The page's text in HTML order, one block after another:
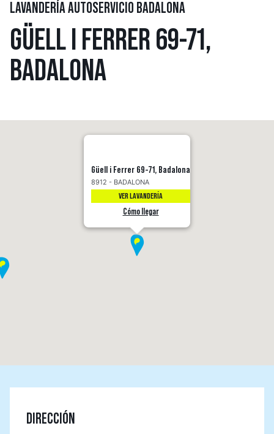
LAVANDERÍA AUTOSERVICIO BADALONA
GÜELL I FERRER 69-71,
BADALONA
Güell i Ferrer 69-71, Badalona
8912 - BADALONA
VER LAVANDERÍA
Cómo llegar
DIRECCIÓN